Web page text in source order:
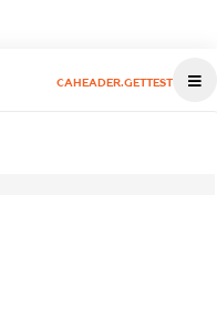
CAHEADER.GETTEST